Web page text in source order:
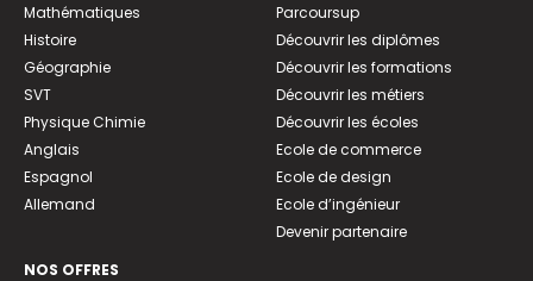
Mathématiques
Histoire
Géographie
SVT
Physique Chimie
Anglais
Espagnol
Allemand
NOS OFFRES
Parcoursup
Découvrir les diplômes
Découvrir les formations
Découvrir les métiers
Découvrir les écoles
Ecole de commerce
Ecole de design
Ecole d’ingénieur
Devenir partenaire